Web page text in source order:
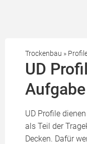
Trockenbau »
UD
UD Profile
als Teil der
Decken. Dafür